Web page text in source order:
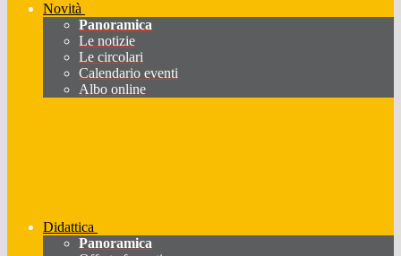
Novità
Panoramica
Le notizie
Le circolari
Calendario eventi
Albo online
Didattica
Panoramica